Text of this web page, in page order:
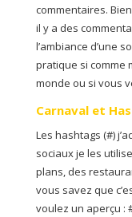
commentaires.
il y a des
l’ambiance d’une
pratique si comme
monde ou si vous
Carnaval et
Les hashtags (#)
sociaux je les
plans, des
vous savez que
voulez un aperçu :